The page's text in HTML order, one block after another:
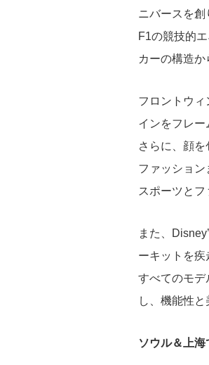
ニバースを創
F1の競技的
カーの構造か
フロントウ
インをフレー
さらに、顔
ファッション
スポーツとフ
また、
ーキットを疾
すべてのモデ
し、機能性と
ソウル＆上